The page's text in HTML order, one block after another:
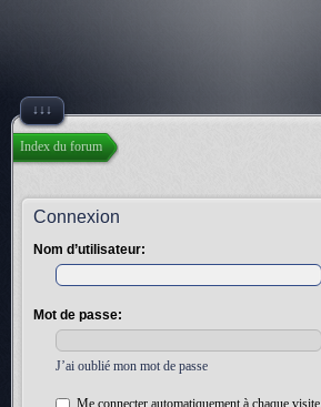
↓↓↓
Index du forum
Connexion
Nom d’utilisateur:
Mot de passe:
J’ai oublié mon mot de passe
Me connecter automatiquement à chaque visite